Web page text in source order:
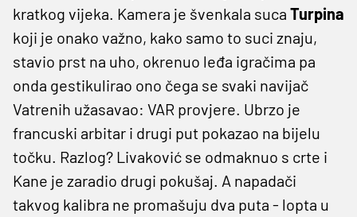
kratkog vijeka. Kamera je švenkala suca Turpina
koji je onako važno, kako samo to suci znaju,
stavio prst na uho, okrenuo leđa igračima pa
onda gestikulirao ono čega se svaki navijač
Vatrenih užasavao: VAR provjere. Ubrzo je
francuski arbitar i drugi put pokazao na bijelu
točku. Razlog? Livaković se odmaknuo s crte i
Kane je zaradio drugi pokušaj. A napadači
takvog kalibra ne promašuju dva puta - lopta u